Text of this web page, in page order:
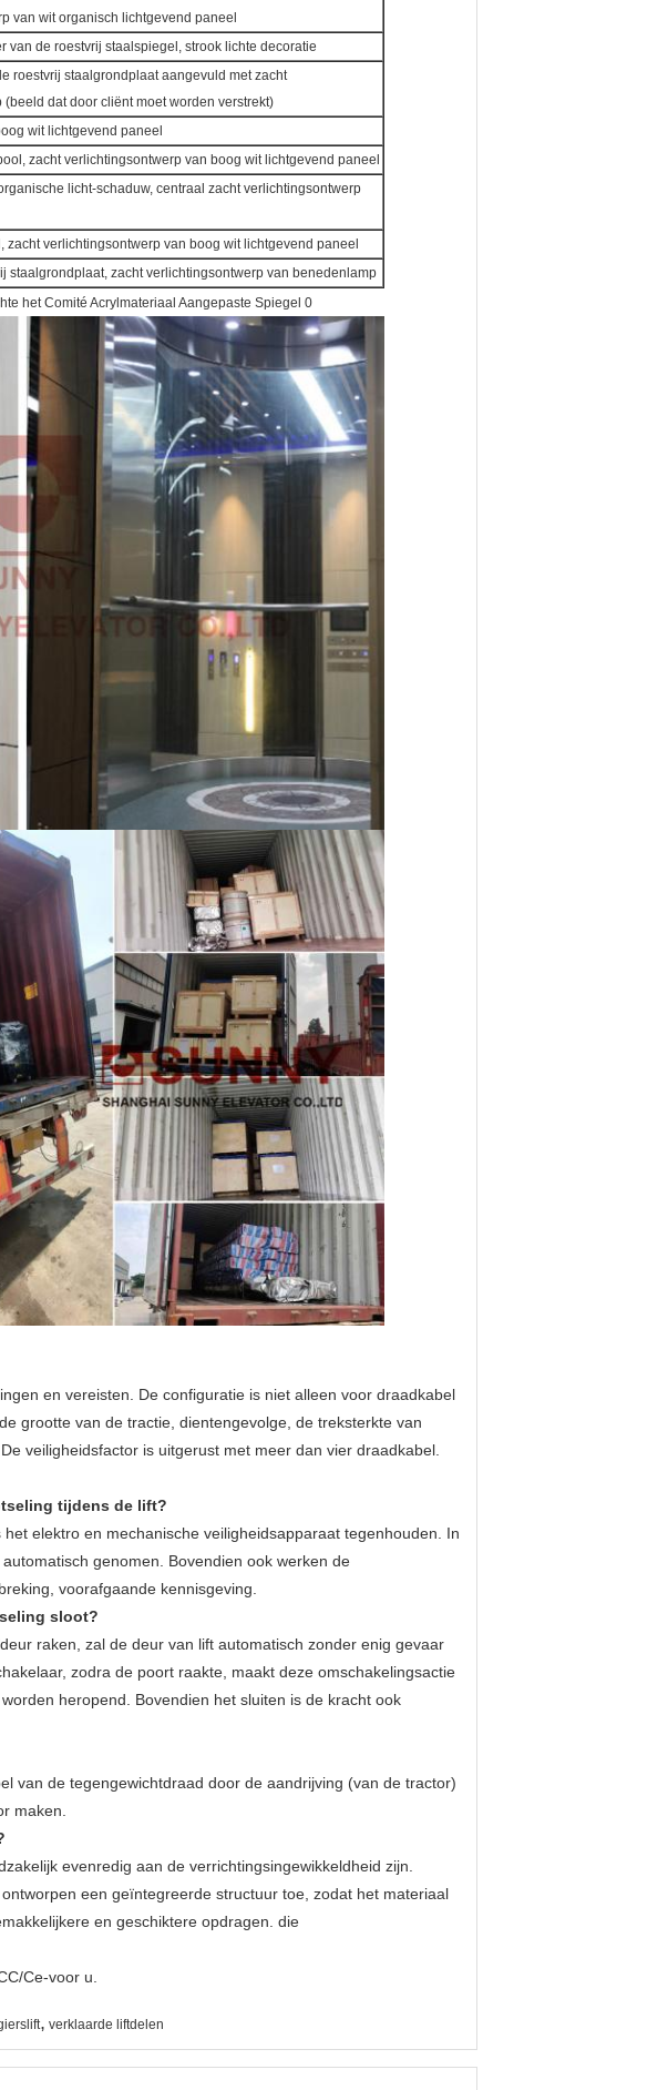
van wit organisch lichtgevend paneel
van de roestvrij staalspiegel, strook lichte decoratie
roestvrij staalgrondplaat aangevuld met zacht
dat door cliënt moet worden verstrekt)
wit lichtgevend paneel
zacht verlichtingsontwerp van boog wit lichtgevend paneel
licht-schaduw, centraal zacht verlichtingsontwerp
verlichtingsontwerp van boog wit lichtgevend paneel
staalgrondplaat, zacht verlichtingsontwerp van benedenlamp
en vereisten. De configuratie is niet alleen voor draadkabel
grootte van de tractie, dientengevolge, de treksterkte van
veiligheidsfactor is uitgerust met meer dan vier draadkabel.
tijdens de lift?
elektro en mechanische veiligheidsapparaat tegenhouden. In
genomen. Bovendien ook werken de
voorafgaande kennisgeving.
sloot?
raken, zal de deur van lift automatisch zonder enig gevaar
zodra de poort raakte, maakt deze omschakelingsactie
heropend. Bovendien het sluiten is de kracht ook
van de tegengewichtdraad door de aandrijving (van de tractor)
maken.
evenredig aan de verrichtingsingewikkeldheid zijn.
een geïntegreerde structuur toe, zodat het materiaal
en geschiktere opdragen. die
Ce-voor u.
, verklaarde liftdelen